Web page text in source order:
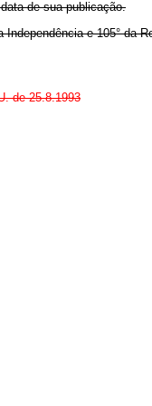
de sua publicação.
e 105° da
de 25.8.1993